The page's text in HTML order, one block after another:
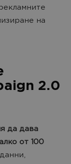
на
2.0
да дава
от 100